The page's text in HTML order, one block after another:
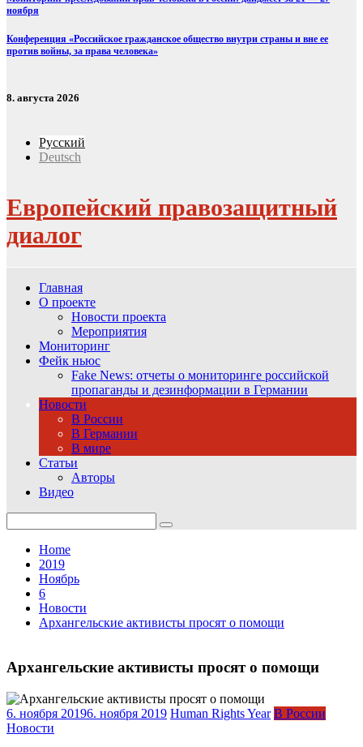
ноября
Конференция «Российское гражданское общество внутри страны и вне ее
против войны, за права человека»
8. августа 2026
Русский
Deutsch
Европейский правозащитный
диалог
Главная
О проекте
Новости проекта
Мероприятия
Мониторинг
Фейк ньюс
Fake News: отчеты о мониторинге российской
пропаганды и дезинформации в Германии
Новости
В России
В Германии
В мире
Статьи
Авторы
Видео
for:
Home
2019
Ноябрь
6
Новости
Архангельские активисты просят о помощи
Архангельские активисты просят о помощи
6. ноября 20196. ноября 2019 Human Rights Year В России
Новости